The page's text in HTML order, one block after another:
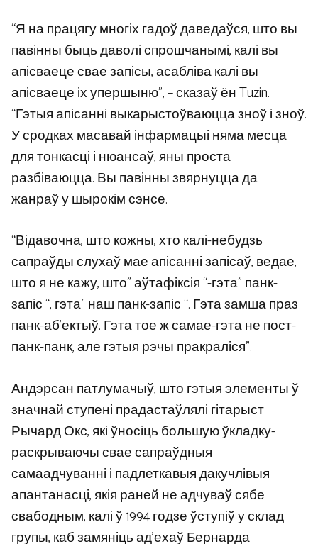
“Я на працягу многіх гадоў даведаўся, што вы
павінны быць даволі спрошчанымі, калі вы
апісваеце свае запісы, асабліва калі вы
апісваеце іх упершыню”, – сказаў ён Tuzin.
“Гэтыя апісанні выкарыстоўваюцца зноў і зноў.
У сродках масавай інфармацыі няма месца
для тонкасці і нюансаў, яны проста
разбіваюцца. Вы павінны звярнуцца да
жанраў у шырокім сэнсе.
“Відавочна, што кожны, хто калі-небудзь
сапраўды слухаў мае апісанні запісаў, ведае,
што я не кажу, што” аўтафіксія “-гэта” панк-
запіс “, гэта” наш панк-запіс “. Гэта замша праз
панк-аб’ектыў. Гэта тое ж самае-гэта не пост-
панк-панк, але гэтыя рэчы пракраліся”.
Андэрсан патлумачыў, што гэтыя элементы ў
значнай ступені прадастаўлялі гітарыст
Рычард Окс, які ўносіць большую ўкладку-
раскрываючы свае сапраўдныя
самаадчуванні і падлеткавыя дакучлівыя
апантанасці, якія раней не адчуваў сябе
свабодным, калі ў 1994 годзе ўступіў у склад
групы, каб замяніць ад’ехаў Бернарда